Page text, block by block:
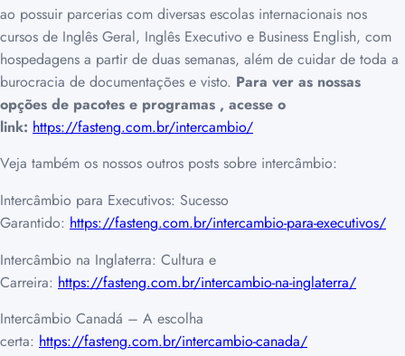
ao possuir parcerias com diversas escolas internacionais nos
cursos de Inglês Geral, Inglês Executivo e Business English, com
hospedagens a partir de duas semanas, além de cuidar de toda a
burocracia de documentações e visto. Para ver as nossas
opções de pacotes e programas , acesse o
link: https://fasteng.com.br/intercambio/
Veja também os nossos outros posts sobre intercâmbio:
Intercâmbio para Executivos: Sucesso
Garantido: https://fasteng.com.br/intercambio-para-executivos/
Intercâmbio na Inglaterra: Cultura e
Carreira: https://fasteng.com.br/intercambio-na-inglaterra/
Intercâmbio Canadá – A escolha
certa: https://fasteng.com.br/intercambio-canada/